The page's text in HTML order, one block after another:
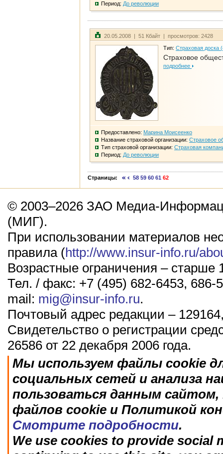
Период: До революции
20.05.2008 | 51 Кбайт | просмотров: 2428
Тип: Страховая доска
Страховое
подробнее
Предоставлено: Марина Моисеенко
Название страховой организации: Страховое
Тип страховой организации: Страховая
Период: До революции
Страницы: 58 59 60 61 62
© 2003–2026 ЗАО Медиа-
(МИГ).
При использовании материалов
правила (http://www.insur-info.ru/
Возрастные ограничения – старше
Тел. / факс: +7 (495) 682-6453, 686-
mail: mig@insur-info.ru.
Почтовый адрес редакции –
Свидетельство о регистрации
26586 от 22 декабря 2006 года.
Мы используем файлы cookie
социальных сетей и анализа
пользоваться данным
файлов cookie и Политикой
Смотрите подробности.
We use cookies to provide social